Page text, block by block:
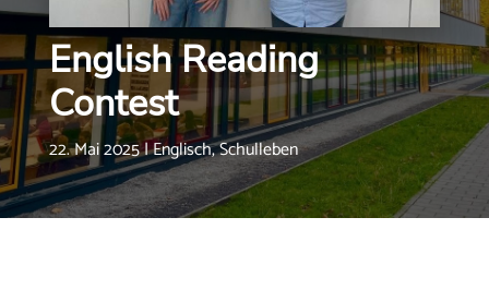
English Reading
Contest
22. Mai 2025|Englisch,Schulleben